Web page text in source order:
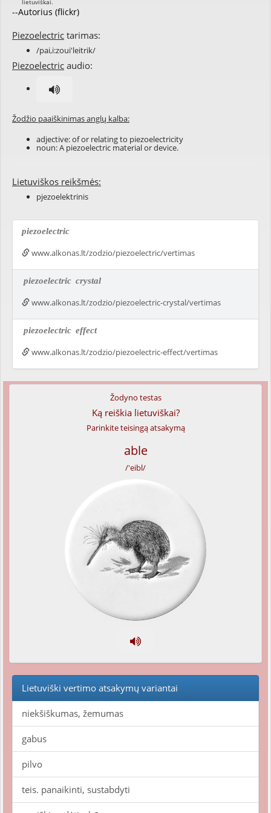
--Autorius (flickr)
Piezoelectric tarimas:
/pai,i:zoui'leitrik/
Piezoelectric audio:
Žodžio paaiškinimas anglų kalba:
adjective: of or relating to piezoelectricity
noun: A piezoelectric materialordevice.
Lietuviškos reikšmės:
pjezoelektrinis
piezoelectric
www.alkonas.lt/zodzio/piezoelectric/vertimas
piezoelectric crystal
www.alkonas.lt/zodzio/piezoelectric-crystal/vertimas
piezoelectric effect
www.alkonas.lt/zodzio/piezoelectric-effect/vertimas
Žodyno testas
Ką reiškia lietuviškai?
Parinkite teisingą atsakymą
able
/'eibl/
Lietuviški vertimo atsakymų variantai
niekšiškumas, žemumas
gabus
pilvo
teis. panaikinti, sustabdyti